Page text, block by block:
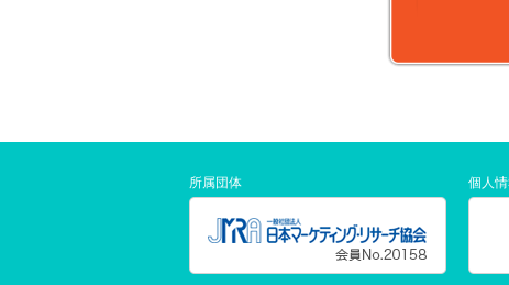
所属団体 個人